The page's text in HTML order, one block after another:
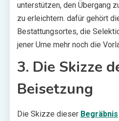
unterstützen, den Übergang
zu erleichtern. dafür gehört
Bestattungsortes, die
jener Urne mehr noch die
3. Die Skizze
Beisetzung
Die Skizze dieser Begräbnis